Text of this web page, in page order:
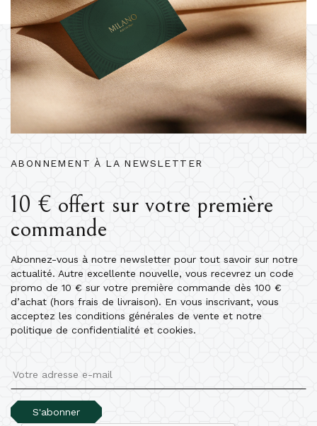
ABONNEMENT À LA NEWSLETTER
10 € offert sur votre première
commande
Abonnez-vous à notre newsletter pour tout savoir sur notre
actualité. Autre excellente nouvelle, vous recevrez un code
promo de 10 € sur votre première commande dès 100 €
d’achat (hors frais de livraison). En vous inscrivant, vous
acceptez les conditions générales de vente et notre
politique de confidentialité et cookies.
S'abonner